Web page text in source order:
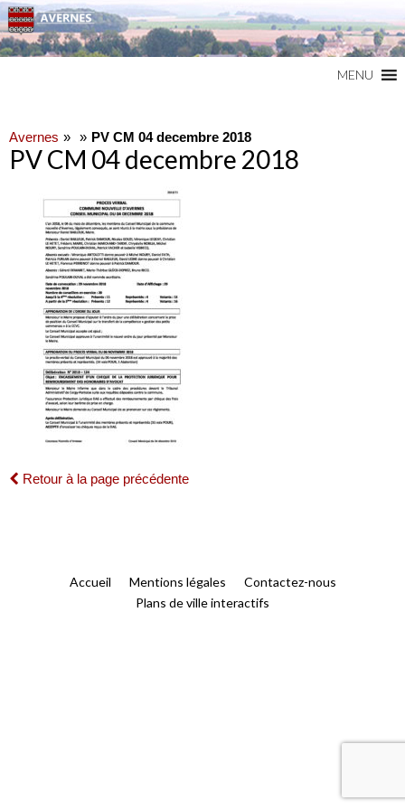
MENU
Avernes PV CM 04 decembre 2018
PV CM 04 decembre 2018
Retour à la page précédente
Accueil Mentions légales
Contactez-nous
Plans de ville interactifs